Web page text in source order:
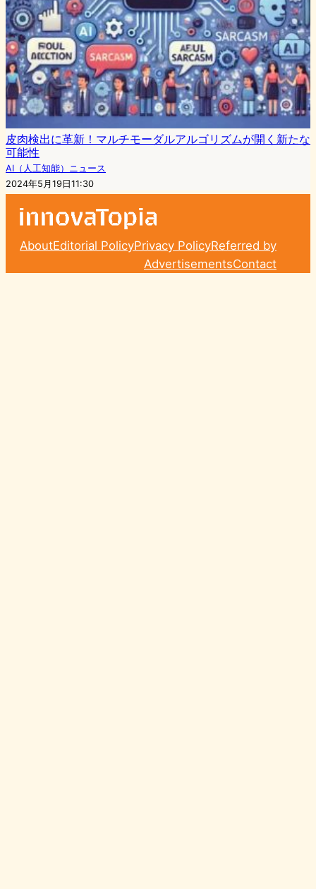
皮肉検出に革新！マルチモーダルアルゴリズムが開く新たな
可能性
AI（人工知能）ニュース
2024年5月19日11:30
AboutEditorial PolicyPrivacy PolicyReferred by
AdvertisementsContact